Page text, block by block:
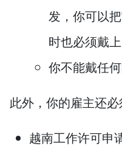
发，你可以
时也必须戴上
你不能戴任
此外，你的雇主还
越南工作许可申